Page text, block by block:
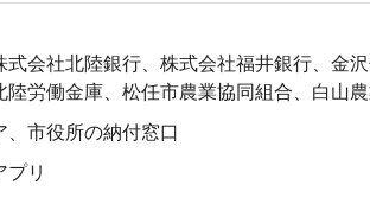
式会社北陸銀行、株式会社福井銀行、金
陸労働金庫、松任市農業協同組合、白山
、市役所の納付窓口
プリ